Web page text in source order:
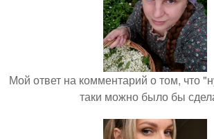
Мой ответ на комментарий о том, что
таки можно было бы